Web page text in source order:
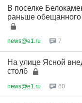
В поселке
раньше обещанного
news@e1.ru 7
На улице Ясной
столб
news@e1.ru 60